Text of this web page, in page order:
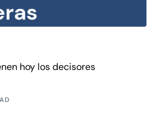
hoy los decisores